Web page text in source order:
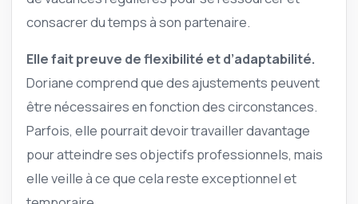
consacrer du temps à son partenaire.
Elle fait preuve de flexibilité et d’adaptabilité.
Doriane comprend que des ajustements peuvent
être nécessaires en fonction des circonstances.
Parfois, elle pourrait devoir travailler davantage
pour atteindre ses objectifs professionnels, mais
elle veille à ce que cela reste exceptionnel et